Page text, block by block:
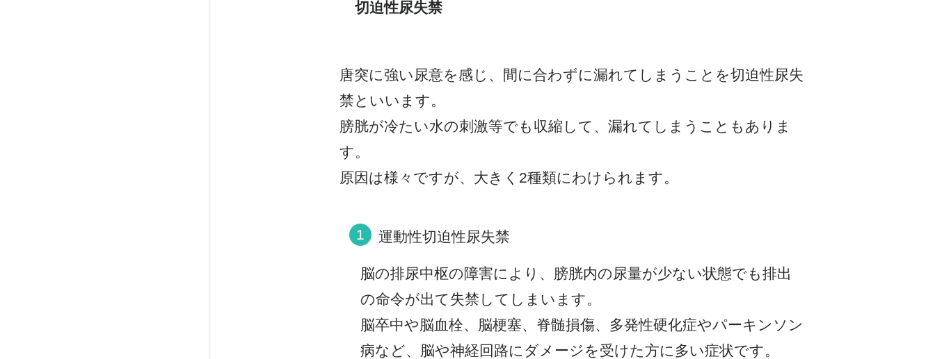
切迫性尿失禁
唐突に強い尿意を感じ、間に合わずに漏れてしまうことを切迫性尿失
禁といいます。
膀胱が冷たい水の刺激等でも収縮して、漏れてしまうこともありま
す。
原因は様々ですが、大きく2種類にわけられます。
運動性切迫性尿失禁
脳の排尿中枢の障害により、膀胱内の尿量が少ない状態でも排出
の命令が出て失禁してしまいます。
脳卒中や脳血栓、脳梗塞、脊髄損傷、多発性硬化症やパーキンソン
病など、脳や神経回路にダメージを受けた方に多い症状です。